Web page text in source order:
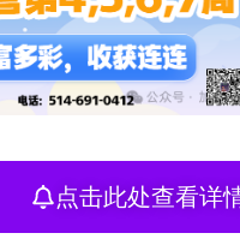
点击此处查看详